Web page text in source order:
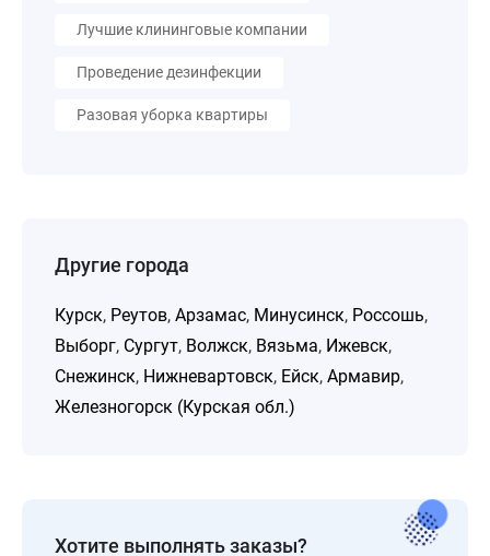
Лучшие клининговые компании
Проведение дезинфекции
Разовая уборка квартиры
Другие города
Курск, Реутов, Арзамас, Минусинск, Россошь,
Выборг, Сургут, Волжск, Вязьма, Ижевск,
Снежинск, Нижневартовск, Ейск, Армавир,
Железногорск (Курская обл.)
Хотите выполнять заказы?